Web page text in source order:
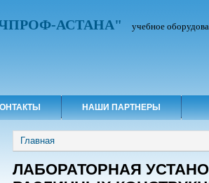
АСТАНА" учебное
НАШИ ПАРТНЕРЫ
Вы здесь
Главная
ЛАБОРАТОРНАЯ